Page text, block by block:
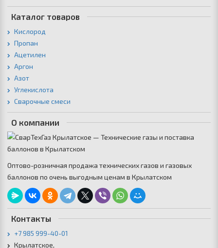
Каталог товаров
Кислород
Пропан
Ацетилен
Аргон
Азот
Углекислота
Сварочные смеси
О компании
Оптово-розничная продажа технических газов и газовых
баллонов по очень выгодным ценам в Крылатском
Контакты
+7 985 999-40-01
Крылатское,